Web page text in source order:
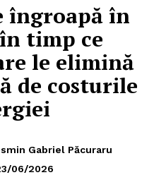
îngroapă în
timp ce
le elimină
de costurile
Gabriel Păcuraru
06/2026